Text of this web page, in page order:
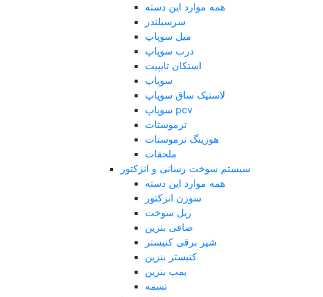
همه موارد این دسته
سرسیلندر
میل سوپاپ
درب سوپاپ
استکان تایپیت
سوپاپ
لاستیک ساق سوپاپ
سوپاپ pcv
ترموستات
هوزینگ ترموستات
ملحقات
سیستم سوخت رسانی و انژکتور
همه موارد این دسته
سوزن انزکتور
ریل سوخت
صافی بنزین
شیر برقی کنیستر
کنیستر بنزین
پمپ بنزین
تسمه